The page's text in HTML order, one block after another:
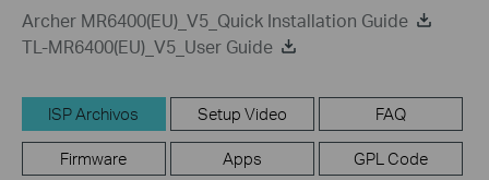
Archer MR6400(EU)_V5_Quick Installation Guide
TL-MR6400(EU)_V5_User Guide
ISP Archivos Setup Video FAQ
Firmware Apps GPL Code